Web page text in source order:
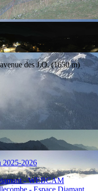
des J.O. (1650 m)
2025-2026
- WEBCAM
- Espace Diamant